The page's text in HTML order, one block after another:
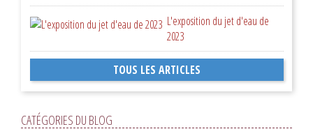
L'exposition du jet d'eau de
2023
TOUS LES ARTICLES
CATÉGORIES DU BLOG